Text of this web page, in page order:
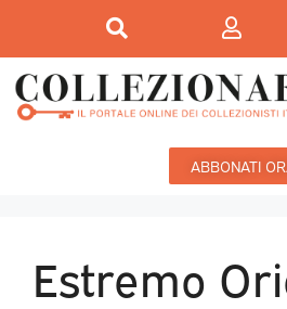
ABBONATI
Estremo